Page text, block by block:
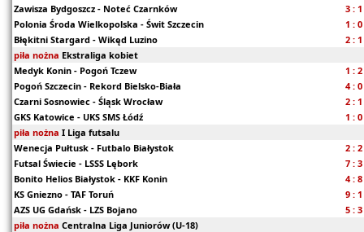
Zawisza Bydgoszcz - Noteć Czarnków
3 : 1
Polonia Środa Wielkopolska - Świt Szczecin
1 : 0
Błękitni Stargard - Wikęd Luzino
2 : 1
piła nożna Ekstraliga kobiet
Medyk Konin - Pogoń Tczew
1 : 2
Pogoń Szczecin - Rekord Bielsko-Biała
4 : 0
Czarni Sosnowiec - Śląsk Wrocław
2 : 1
GKS Katowice - UKS SMS Łódź
1 : 0
piła nożna I Liga futsalu
Wenecja Pułtusk - Futbalo Białystok
2 : 2
Futsal Świecie - LSSS Lębork
7 : 3
Bonito Helios Białystok - KKF Konin
4 : 8
KS Gniezno - TAF Toruń
9 : 1
AZS UG Gdańsk - LZS Bojano
5 : 3
piła nożna Centralna Liga Juniorów (U-18)